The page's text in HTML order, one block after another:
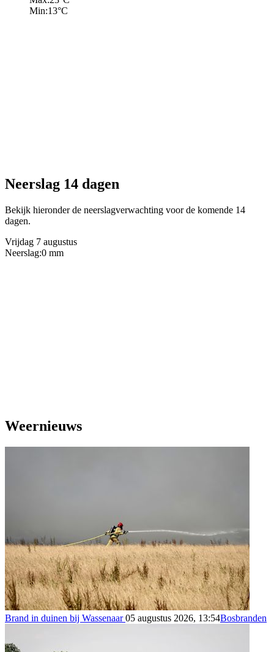
Min:13°C
Neerslag 14 dagen
Bekijk hieronder de neerslagverwachting voor de komende 14
dagen.
Vrijdag 7 augustus
Neerslag:0 mm
Weernieuws
Brand in duinen bij Wassenaar05 augustus 2026, 13:54Bosbranden